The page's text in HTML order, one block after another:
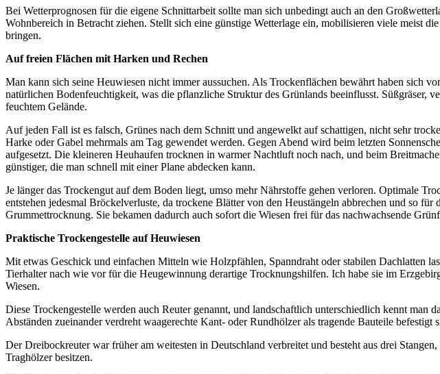
Bei Wetterprognosen für die eigene Schnittarbeit sollte man sich unbedingt auch an den
Wohnbereich in Betracht ziehen. Stellt sich eine güns­tige Wetterlage ein, mobilisieren viele meist
bringen.
Auf freien Flächen mit Harken und Rechen
Man kann sich seine Heuwiesen nicht immer aussuchen. Als Tro­ckenflächen bewährt haben sich
natürlichen Bodenfeuchtigkeit, was die pflanzliche Struktur des Grünlands beeinflusst. Süßgräser,
feuchtem Gelände.
Auf jeden Fall ist es falsch, Grünes nach dem Schnitt und angewelkt auf schattigen, nicht sehr
Harke oder Gabel mehrmals am Tag gewendet werden. Gegen Abend wird beim letzten
aufgesetzt. Die kleineren Heuhaufen trocknen in warmer Nachtluft noch nach, und beim
günstiger, die man schnell mit einer Plane abdecken kann.
Je länger das Trockengut auf dem Boden liegt, umso mehr Nährstoffe gehen verloren. Optimale
entstehen jedesmal Bröckelverluste, da trockene Blätter von den Heustängeln abbrechen und so
Grummettrocknung. Sie bekamen dadurch auch sofort die Wiesen frei für das nachwachsende
Praktische Trockengestelle auf Heuwiesen
Mit etwas Geschick und einfachen Mitteln wie Holzpfählen, Spanndraht oder stabilen Dachlatten
Tierhalter nach wie vor für die Heugewinnung derartige Trock­nungshilfen. Ich habe sie im
Wiesen.
Diese Trockengestelle werden auch Reuter genannt, und landschaftlich unterschiedlich kennt man
Abständen zueinander verdreht waagerechte Kant- oder Rundhölzer als tragende Bauteile befestigt
Der Dreibockreuter war früher am weitesten in Deutschland verbreitet und besteht aus drei
Traghölzer besitzen.